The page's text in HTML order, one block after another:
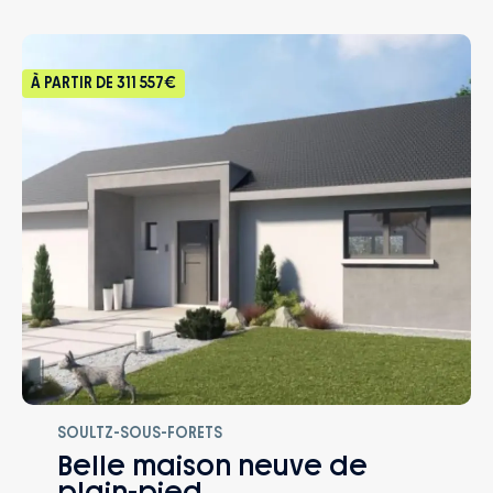
prestations
– Accompagnement dans le choix et
protège en cas d’accidents de la vie.
À PARTIR DE 311 557€
SOULTZ-SOUS-FORETS
Belle maison neuve de